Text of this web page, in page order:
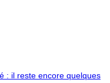
: il reste encore quelques